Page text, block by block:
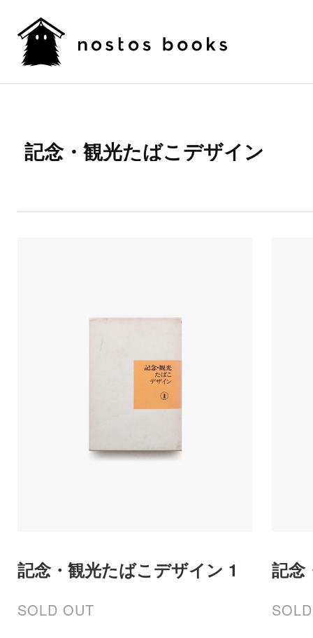
記念・観光たばこデザイン
記念・観光たばこデザイン 1
SOLD OUT
記念